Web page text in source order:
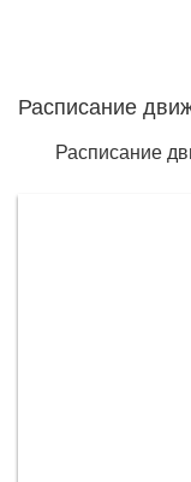
Расписание
Расписание